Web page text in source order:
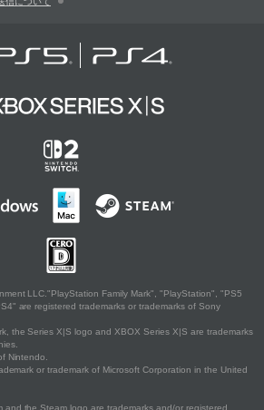
LLC."PlayStation Family Mark", "PlayStation", "PS5
are registered trademarks or trademarks of Sony
the Series X|S logo and XBOX Series X|S are trademarks
Nintendo.
or trademark of Microsoft Corporation in the United
the Steam logo are trademarks and/or registered